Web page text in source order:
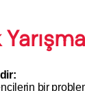
bir